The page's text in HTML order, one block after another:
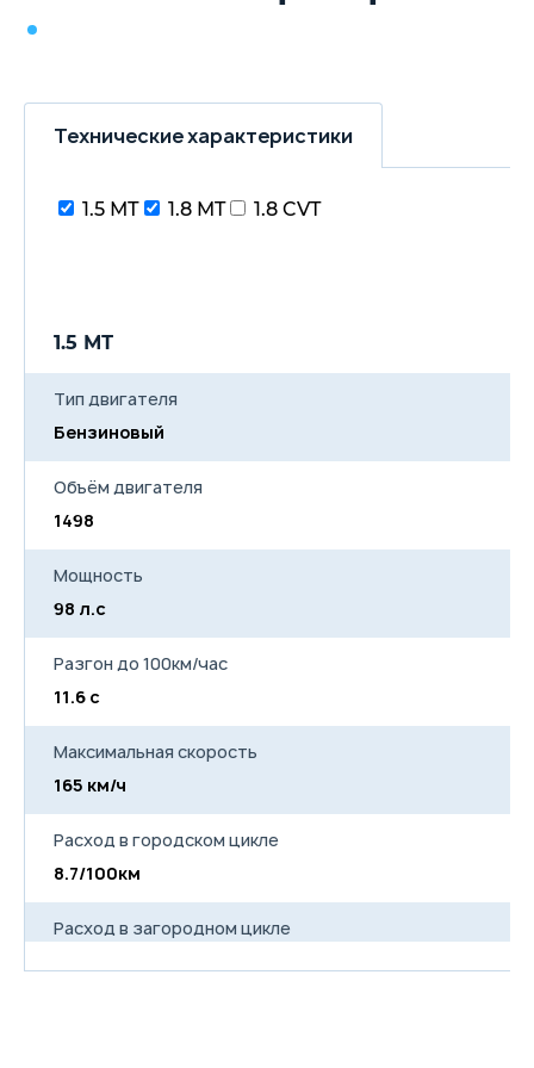
Технические характеристики
1.5 МТ 1.8 MT 1.8 CVT
1.5 МТ
Тип двигателя
Бензиновый
Объём двигателя
1498
Мощность
98 л.с
Разгон до 100км/час
11.6 с
Максимальная скорость
165 км/ч
Расход в городском цикле
8.7/100км
Расход в загородном цикле